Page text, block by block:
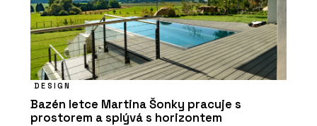
DESIGN
Bazén letce Martina Šonky pracuje s
prostorem a splývá s horizontem